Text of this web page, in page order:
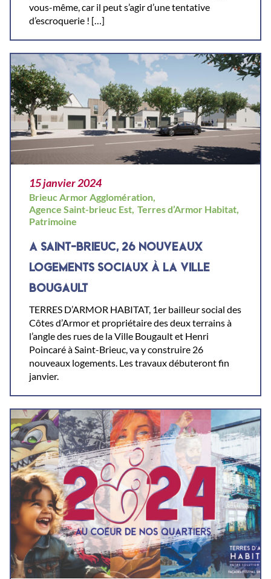
vous-même, car il peut s’agir d’une tentative
d’escroquerie ! […]
15 janvier 2024
Brieuc Armor Agglomération,
Agence Saint-brieuc Est, Terres d’Armor Habitat,
Patrimoine
A SAINT-BRIEUC, 26 NOUVEAUX
LOGEMENTS SOCIAUX À LA VILLE
BOUGAULT
TERRES D’ARMOR HABITAT, 1er bailleur social des
Côtes d’Armor et propriétaire des deux terrains à
l’angle des rues de la Ville Bougault et Henri
Poincaré à Saint-Brieuc, va y construire 26
nouveaux logements. Les travaux débuteront fin
janvier.